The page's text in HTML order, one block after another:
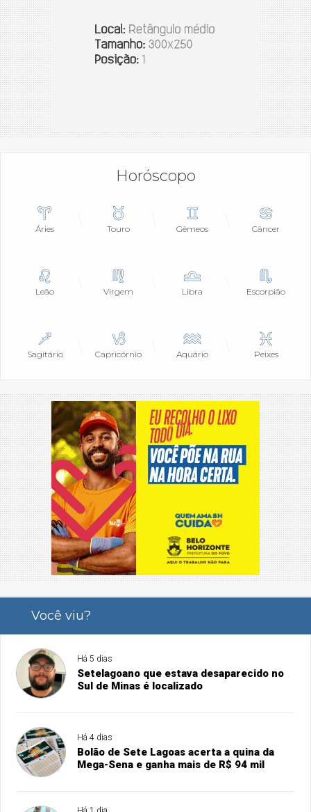
Horóscopo
Áries Touro Gêmeos Câncer
Leão Virgem Libra Escorpião
Sagitário Capricórnio Aquário Peixes
Você viu?
Há 5 dias
Setelagoano que estava desaparecido no
Sul de Minas é localizado
Há 4 dias
Bolão de Sete Lagoas acerta a quina da
Mega-Sena e ganha mais de R$ 94 mil